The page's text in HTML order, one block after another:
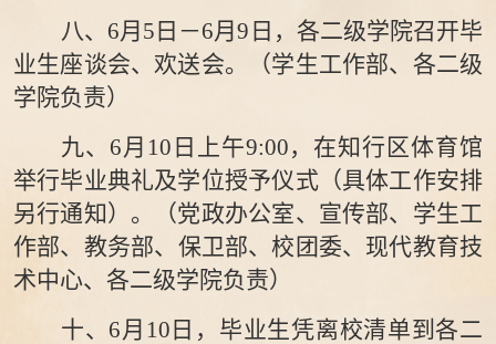
八、 6月 5 日 －6月9 日，各二级学院召开毕
业生座谈会、 欢送会。（学生工作部、 各二级
学院负责）
九、 6月 10日 上午9:00，在知行区体育馆
举行毕业典礼及学位授予仪式（具体工作安排
另行通知）。（党政办公室、 宣传部、 学生工
作部、教务部、 保卫部、校团委、现代教育技
术中心、 各二级学院负责）
十、 6月 10 日， 毕业生凭离校清单到各二